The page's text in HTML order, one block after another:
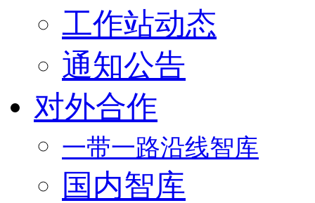
工作站动态
通知公告
对外合作
一带一路沿线智库
国内智库